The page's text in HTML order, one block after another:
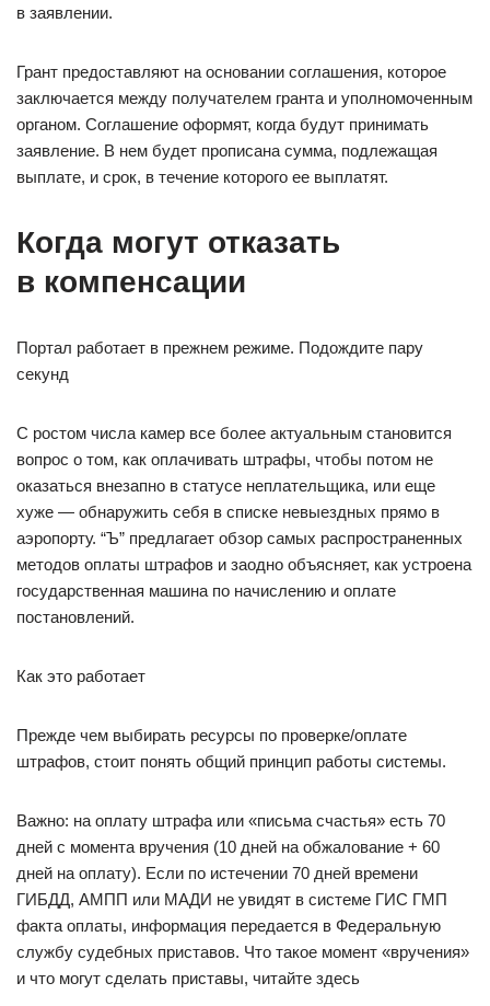
в заявлении.
Грант предоставляют на основании соглашения, которое
заключается между получателем гранта и уполномоченным
органом. Соглашение оформят, когда будут принимать
заявление. В нем будет прописана сумма, подлежащая
выплате, и срок, в течение которого ее выплатят.
Когда могут отказать
в компенсации
Портал работает в прежнем режиме. Подождите пару
секунд
С ростом числа камер все более актуальным становится
вопрос о том, как оплачивать штрафы, чтобы потом не
оказаться внезапно в статусе неплательщика, или еще
хуже — обнаружить себя в списке невыездных прямо в
аэропорту. “Ъ” предлагает обзор самых распространенных
методов оплаты штрафов и заодно объясняет, как устроена
государственная машина по начислению и оплате
постановлений.
Как это работает
Прежде чем выбирать ресурсы по проверке/оплате
штрафов, стоит понять общий принцип работы системы.
Важно: на оплату штрафа или «письма счастья» есть 70
дней с момента вручения (10 дней на обжалование + 60
дней на оплату). Если по истечении 70 дней времени
ГИБДД, АМПП или МАДИ не увидят в системе ГИС ГМП
факта оплаты, информация передается в Федеральную
службу судебных приставов. Что такое момент «вручения»
и что могут сделать приставы, читайте здесь